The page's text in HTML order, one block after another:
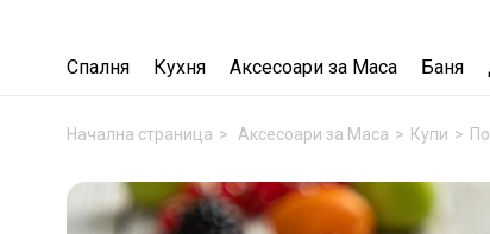
Спалня Кухня Аксесоари за Маса Баня
Начална страница Аксесоари за Маса Купи